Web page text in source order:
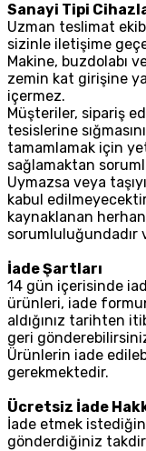
Sanayi Tipi
Uzman teslimat
sizinle iletişime
Makine, buzdolabı
zemin kat girişine
içermez.
Müşteriler, sipariş
tesislerine
tamamlamak için
sağlamaktan
Uymazsa veya
kabul
kaynaklanan
sorumluluğundadır
İade Şartları
14 gün içerisinde
ürünleri, iade
aldığınız tarihten
geri
Ürünlerin iade
gerekmektedir.
Ücretsiz İade
İade etmek
gönderdiğiniz